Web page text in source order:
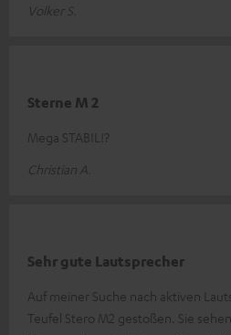
Volker S.
Sterne M 2
Mega STABIL!?
Christian A.
Sehr gute Lautsprecher
Auf meiner Suche nach aktiven
Teufel Stero M2 gestoßen. Sie